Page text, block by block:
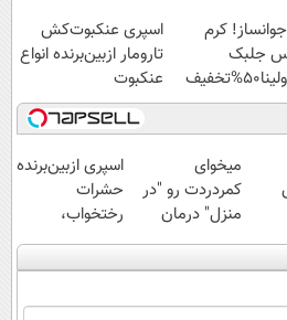
کرم
جلبک
اسپری عنکبوت‌‌کش
تارومار ازبین‌برنده انواع
عنکبوت
میخوای
کمردردت رو "در
منزل" درمان
کنی؟ (◂فیلم +
◂پرسش‌نامه)
اسپری ازبین‌برنده
حشرات
رختخواب،
مناسب برای
مقابله با انواع